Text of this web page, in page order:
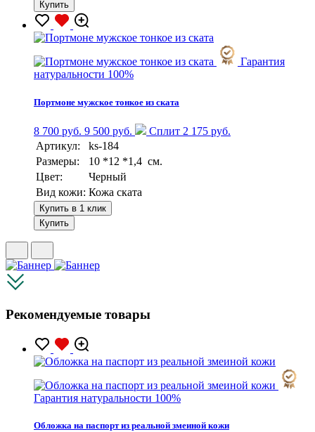
Купить
Гарантия
натуральности 100%
Портмоне мужское тонкое из ската
8 700 руб. 9 500 руб.
Сплит 2 175 руб.
Артикул:
ks-184
Размеры:
10 *12 *1,4 см.
Цвет:
Черный
Вид кожи: Кожа ската
Купить в 1 клик
Купить
Рекомендуемые товары
Гарантия натуральности 100%
Обложка на паспорт из реальной змеиной кожи